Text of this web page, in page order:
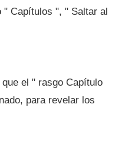
" Capítulos ", " Saltar al
el " rasgo Capítulo
para revelar los